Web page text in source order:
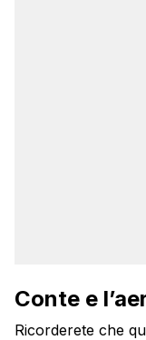
Conte e
Ricorderete che